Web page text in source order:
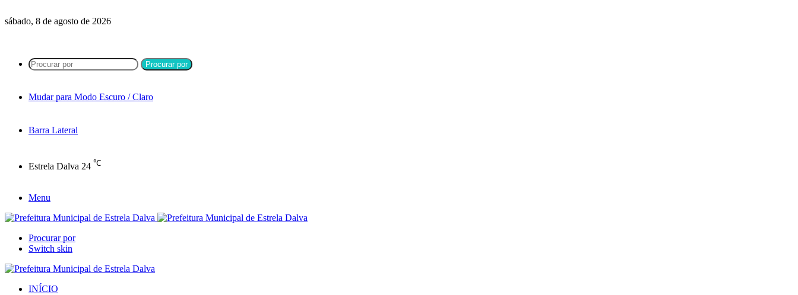
sábado, 8 de agosto de 2026
Procurar por
Mudar para Modo Escuro / Claro
Barra Lateral
Estrela Dalva 24 ℃
Menu
Procurar por
Switch skin
INÍCIO